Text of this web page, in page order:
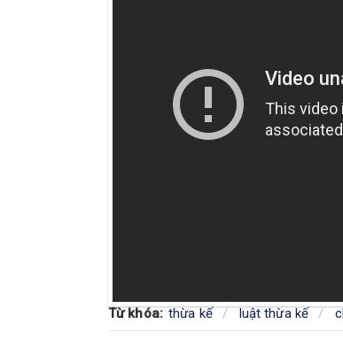
Từ khóa: thừa kế luật thừa kế